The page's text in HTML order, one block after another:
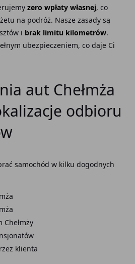
zero wpłaty własnej, co
na podróż. Nasze zasady są
i brak limitu kilometrów.
ubezpieczeniem, co daje Ci
aut Chełmża
odbioru
samochód w kilku dogodnych
klienta